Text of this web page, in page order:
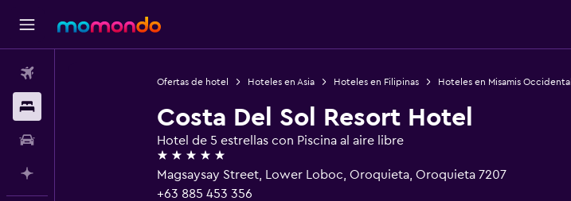
Ofertas de hotel Hoteles en Asia Hoteles en Filipinas Hoteles en Misamis Occidental
Costa Del Sol Resort Hotel
Hotel de 5 estrellas con Piscina al aire libre
5 estrellas
Magsaysay Street, Lower Loboc, Oroquieta, Oroquieta 7207
+63 885 453 356